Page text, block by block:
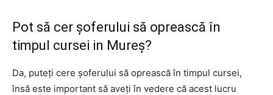
Pot să cer șoferului să oprească în
timpul cursei in Mureș?
Da, puteți cere șoferului să oprească în timpul cursei,
însă este important să aveți în vedere că acest lucru